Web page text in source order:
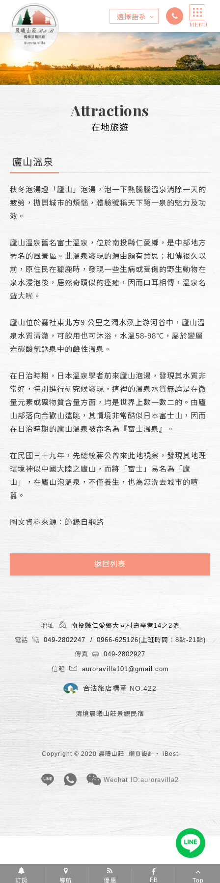
選擇語系
Select Language▼
MENU
Attractions
在地旅遊
廬山溫泉
秋冬泡湯趣「廬山」泡湯，泡一下熱騰騰溫泉消除一天的
疲勞，拋開城市的煩惱，體驗號稱天下第一泉的魅力及功
效。
廬山溫泉舊名富士溫泉，位於南投縣仁愛鄉，是中部地方
著名的風景區。此溫泉發現的源由頗有意思；相傳很久以
前，原住民在獵鹿時，發現一些生病或受傷的野生動物在
泉水浸泡後，居然奇蹟似的痊癒，因而口耳相傳，溫泉名
聲大噪。
廬山位於霧社東北方9 公里之濁水溪上游河谷中，廬山溫
泉水質清澈，可飲用也可沐浴，水溫58-98℃，屬於變層
岩碳酸氫鈉泉中的鹼性溫泉。
在日治時期，日本溫泉學者前來廬山泡湯，發現其水質非
常好，特別進行研究候發現，這裡的溫泉水質無論是在微
量元素或礦物質含量方面，均是世界上數一數二的。由廬
山部落向合歡山遠眺，其情境非常酷似日本富士山，因而
在日治時期的廬山溫泉被命名為『富士溫泉』。
在民國三十九年，先總統蔣公曾來此地視察，發現其地理
環境神似中國大陸之廬山，而將「富士」易名為「廬
山」，在廬山泡溫泉，不僅養生，也為您洗去城市的喧
囂。
圖文資料來源：節錄自網路
返回列表
地址
南投縣仁愛鄉大同村壽亭巷14之2號
電話
049-2802247
0966-625126(上班時間：8點-21點)
傳真
049-2802927
信箱
auroravilla101@gmail.com
合法旅店標章 NO.422
清境晨曦山莊景觀民宿
Copyright © 2020 晨曦山莊 網頁設計 ‧ iBest
Wechat ID:auroravilla2
訂房 導航 優惠 FB Top